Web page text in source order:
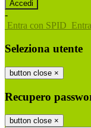
-
Entra con SPID
Seleziona utente
button close ×
Recupero
button close ×